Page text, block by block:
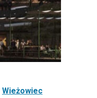
Wieżowiec